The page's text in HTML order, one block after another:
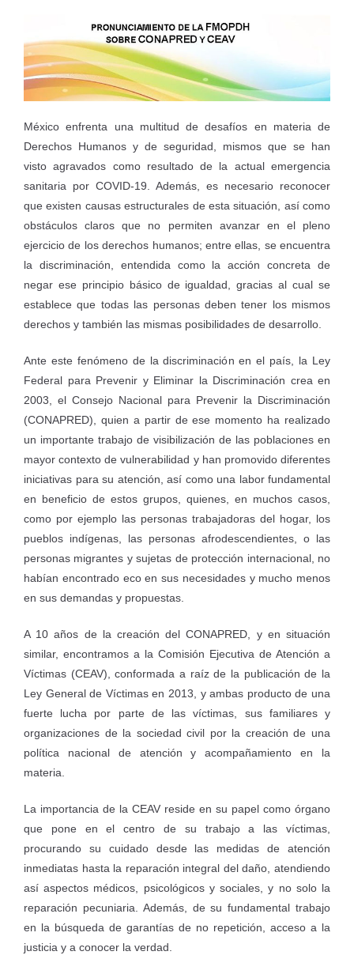
México enfrenta una multitud de desafíos en materia de
Derechos Humanos y de seguridad, mismos que se han
visto agravados como resultado de la actual emergencia
sanitaria por COVID-19. Además, es necesario reconocer
que existen causas estructurales de esta situación, así como
obstáculos claros que no permiten avanzar en el pleno
ejercicio de los derechos humanos; entre ellas, se encuentra
la discriminación, entendida como la acción concreta de
negar ese principio básico de igualdad, gracias al cual se
establece que todas las personas deben tener los mismos
derechos y también las mismas posibilidades de desarrollo.
Ante este fenómeno de la discriminación en el país, la Ley
Federal para Prevenir y Eliminar la Discriminación crea en
2003, el Consejo Nacional para Prevenir la Discriminación
(CONAPRED), quien a partir de ese momento ha realizado
un importante trabajo de visibilización de las poblaciones en
mayor contexto de vulnerabilidad y han promovido diferentes
iniciativas para su atención, así como una labor fundamental
en beneficio de estos grupos, quienes, en muchos casos,
como por ejemplo las personas trabajadoras del hogar, los
pueblos indígenas, las personas afrodescendientes, o las
personas migrantes y sujetas de protección internacional, no
habían encontrado eco en sus necesidades y mucho menos
en sus demandas y propuestas.
A 10 años de la creación del CONAPRED, y en situación
similar, encontramos a la Comisión Ejecutiva de Atención a
Víctimas (CEAV), conformada a raíz de la publicación de la
Ley General de Víctimas en 2013, y ambas producto de una
fuerte lucha por parte de las víctimas, sus familiares y
organizaciones de la sociedad civil por la creación de una
política nacional de atención y acompañamiento en la
materia.
La importancia de la CEAV reside en su papel como órgano
que pone en el centro de su trabajo a las víctimas,
procurando su cuidado desde las medidas de atención
inmediatas hasta la reparación integral del daño, atendiendo
así aspectos médicos, psicológicos y sociales, y no solo la
reparación pecuniaria. Además, de su fundamental trabajo
en la búsqueda de garantías de no repetición, acceso a la
justicia y a conocer la verdad.